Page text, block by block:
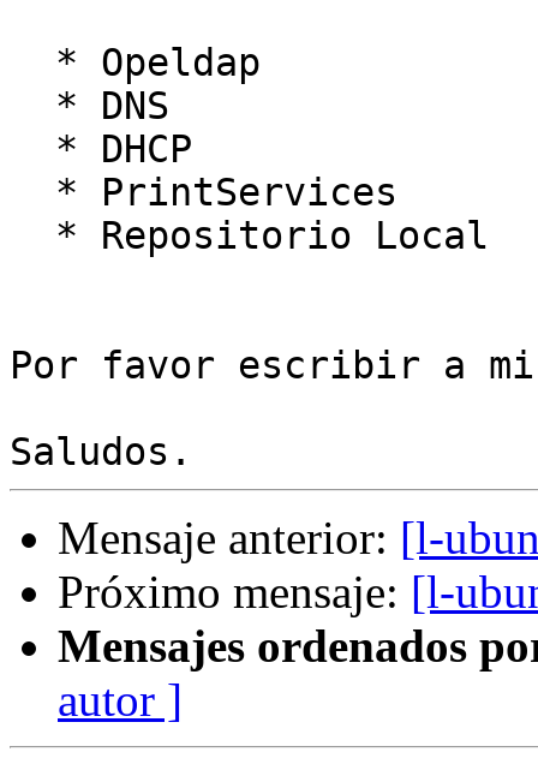
Por favor escribir a
Mensaje anterior: [l-
Próximo mensaje: [l-
Mensajes ordenados
autor ]